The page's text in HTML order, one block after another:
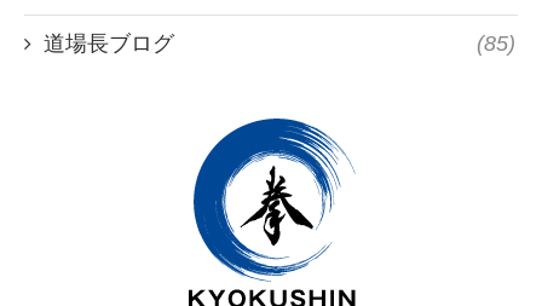
道場長ブログ (85)